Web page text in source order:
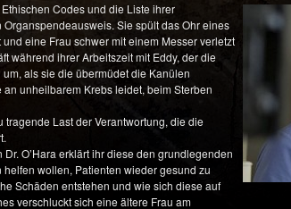
Codes und die Liste ihrer
Sie spült das Ohr eines
eine Frau schwer mit einem Messer verletzt
während ihrer Arbeitszeit mit Eddy, der die
als sie die übermüdet die Kanülen
unheilbarem Krebs leidet, beim Sterben
Last der Verantwortung, die die
O’Hara erklärt ihr diese den grundlegenden
wollen, Patienten wieder gesund zu
Schäden entstehen und wie sich diese auf
verschluckt sich eine ältere Frau am